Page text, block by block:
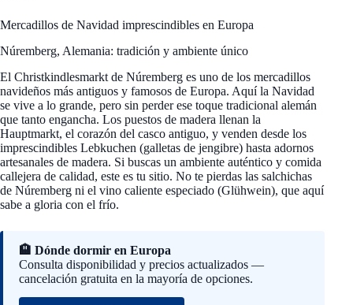
Mercadillos de Navidad imprescindibles en Europa
Núremberg, Alemania: tradición y ambiente único
El Christkindlesmarkt de Núremberg es uno de los mercadillos
navideños más antiguos y famosos de Europa. Aquí la Navidad
se vive a lo grande, pero sin perder ese toque tradicional alemán
que tanto engancha. Los puestos de madera llenan la
Hauptmarkt, el corazón del casco antiguo, y venden desde los
imprescindibles Lebkuchen (galletas de jengibre) hasta adornos
artesanales de madera. Si buscas un ambiente auténtico y comida
callejera de calidad, este es tu sitio. No te pierdas las salchichas
de Núremberg ni el vino caliente especiado (Glühwein), que aquí
sabe a gloria con el frío.
🏨 Dónde dormir en Europa
Consulta disponibilidad y precios actualizados —
cancelación gratuita en la mayoría de opciones.